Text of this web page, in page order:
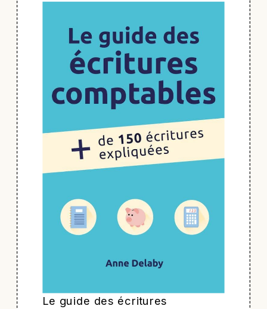
Le guide des écritures